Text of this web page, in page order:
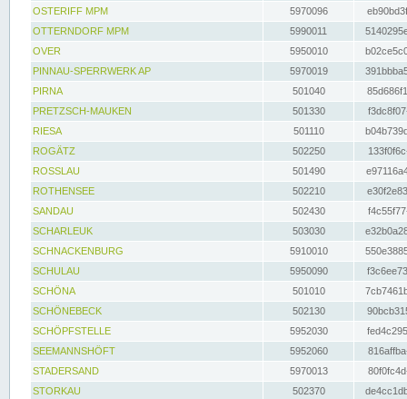
OSTERIFF MPM
5970096
OTTERNDORF MPM
5990011
OVER
5950010
PINNAU-SPERRWERK AP
5970019
PIRNA
501040
PRETZSCH-MAUKEN
501330
RIESA
501110
ROGÄTZ
502250
ROSSLAU
501490
ROTHENSEE
502210
SANDAU
502430
SCHARLEUK
503030
SCHNACKENBURG
5910010
SCHULAU
5950090
SCHÖNA
501010
SCHÖNEBECK
502130
SCHÖPFSTELLE
5952030
SEEMANNSHÖFT
5952060
STADERSAND
5970013
STORKAU
502370